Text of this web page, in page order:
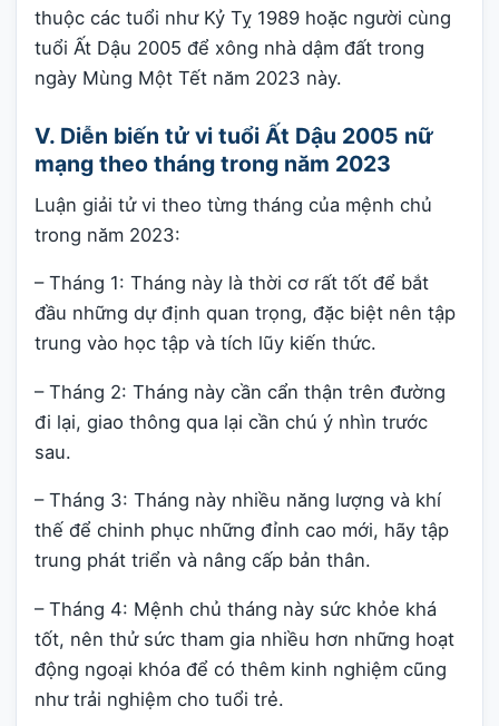
thuộc các tuổi như Kỷ Tỵ 1989 hoặc người cùng
tuổi Ất Dậu 2005 để xông nhà dậm đất trong
ngày Mùng Một Tết năm 2023 này.
V. Diễn biến tử vi tuổi Ất Dậu 2005 nữ
mạng theo tháng trong năm 2023
Luận giải tử vi theo từng tháng của mệnh chủ
trong năm 2023:
– Tháng 1: Tháng này là thời cơ rất tốt để bắt
đầu những dự định quan trọng, đặc biệt nên tập
trung vào học tập và tích lũy kiến thức.
– Tháng 2: Tháng này cần cẩn thận trên đường
đi lại, giao thông qua lại cần chú ý nhìn trước
sau.
– Tháng 3: Tháng này nhiều năng lượng và khí
thế để chinh phục những đỉnh cao mới, hãy tập
trung phát triển và nâng cấp bản thân.
– Tháng 4: Mệnh chủ tháng này sức khỏe khá
tốt, nên thử sức tham gia nhiều hơn những hoạt
động ngoại khóa để có thêm kinh nghiệm cũng
như trải nghiệm cho tuổi trẻ.